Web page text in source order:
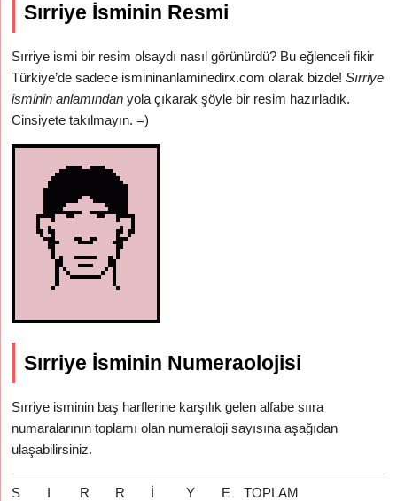
Sırriye İsminin Resmi
Sırriye ismi bir resim olsaydı nasıl görünürdü? Bu eğlenceli fikir
Türkiye’de sadece ismininanlaminedirx.com olarak bizde!Sırriye
isminin anlamından yola çıkarak şöyle bir resim hazırladık.
Cinsiyete takılmayın. =)
Sırriye İsminin Numeraolojisi
Sırriye isminin baş harflerine karşılık gelen alfabe sııra
numaralarının toplamı olan numeraloji sayısına aşağıdan
ulaşabilirsiniz.
S I R R İ Y E TOPLAM